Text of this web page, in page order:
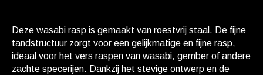
Deze wasabi rasp is gemaakt van roestvrij staal. De fijne
tandstructuur zorgt voor een gelijkmatige en fijne rasp,
ideaal voor het vers raspen van wasabi, gember of andere
zachte specerijen. Dankzij het stevige ontwerp en de